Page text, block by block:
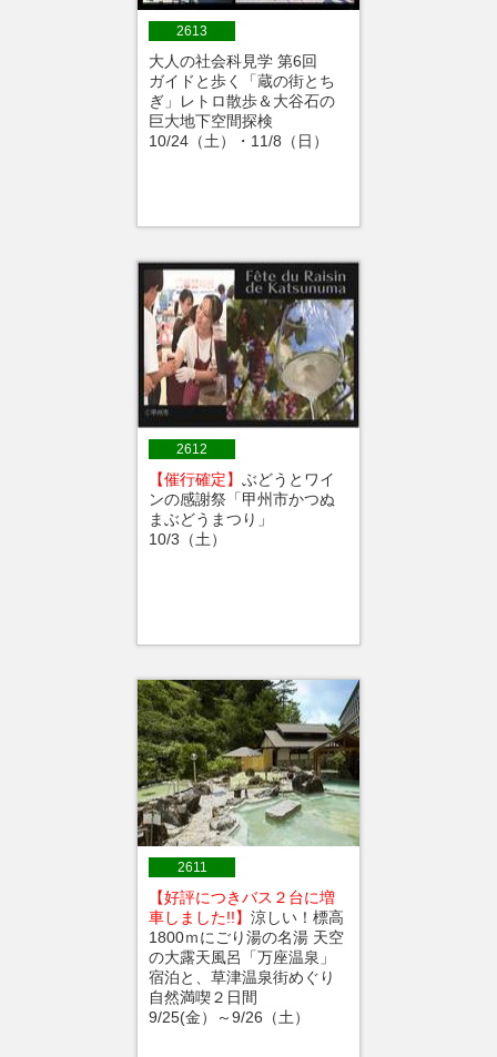
2613
大人の社会科見学 第6回
ガイドと歩く「蔵の街とち
ぎ」レトロ散歩＆大谷石の
巨大地下空間探検
10/24（土）・11/8（日）
2612
【催行確定】 ぶどうとワイ
ンの感謝祭「甲州市かつぬ
まぶどうまつり」
10/3（土）
2611
【好評につきバス２台に増
車しました!!】 涼しい！標高
1800ｍにごり湯の名湯 天空
の大露天風呂「万座温泉」
宿泊と、草津温泉街めぐり
自然満喫２日間
9/25(金）～9/26（土）